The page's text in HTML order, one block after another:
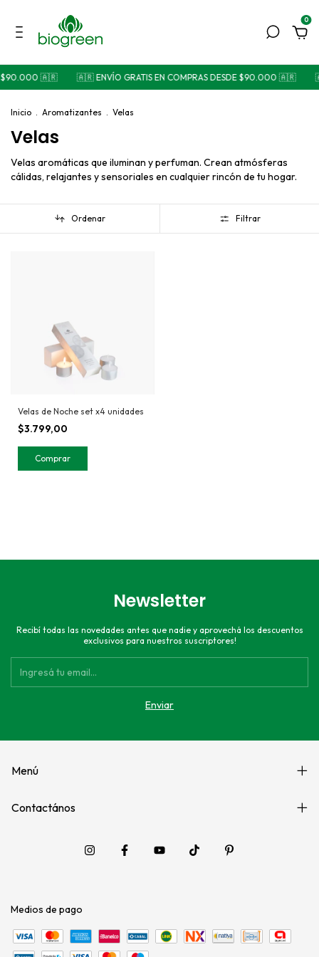
0
$90.000 🇦🇷 🇦🇷 ENVÍO GRATIS EN COMPRAS DESDE $90.000 🇦🇷
Inicio . Aromatizantes . Velas
Velas
Velas aromáticas que iluminan y perfuman. Crean atmósferas
cálidas, relajantes y sensoriales en cualquier rincón de tu hogar.
Ordenar Filtrar
Velas de Noche set x4 unidades
$3.799,00
Newsletter
Recibí todas las novedades antes que nadie y aprovechá los descuentos
exclusivos para nuestros suscriptores!
Menú
Contactános
Medios de pago